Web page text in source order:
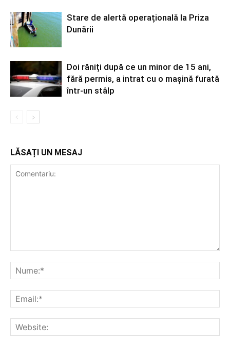
Stare de alertă operațională la Priza
Dunării
Doi răniți după ce un minor de 15 ani,
fără permis, a intrat cu o mașină furată
într-un stâlp
LĂSAȚI UN MESAJ